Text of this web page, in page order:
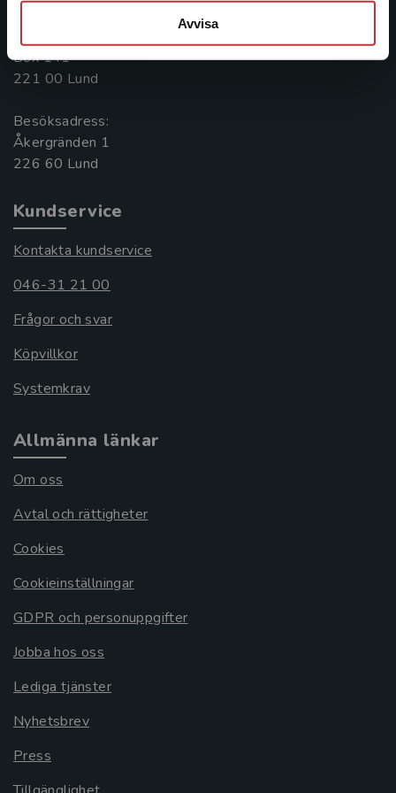
Avvisa
Box 141
221 00 Lund
Besöksadress:
Åkergränden 1
Kundservice
Kontakta kundservice
046-31 21 00
Frågor och svar
Köpvillkor
Systemkrav
Allmänna länkar
Om oss
Avtal och rättigheter
Cookies
Cookieinställningar
GDPR och personuppgifter
Jobba hos oss
Lediga tjänster
Nyhetsbrev
Press